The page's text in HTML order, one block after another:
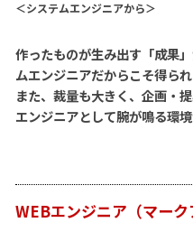
＜システムエンジニアから＞
作ったものが生み出す「成果
ムエンジニアだからこそ得ら
また、裁量も大きく、企画・
エンジニアとして腕が鳴る環境
WEBエンジニア（マーク